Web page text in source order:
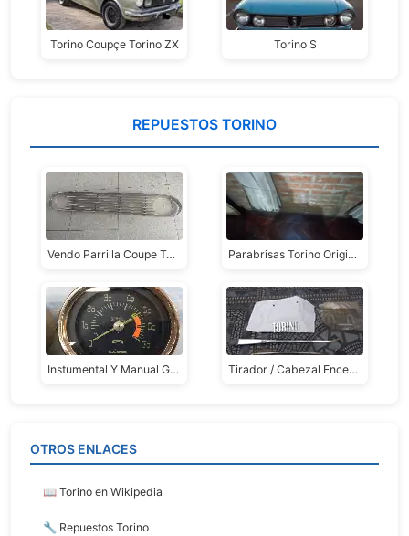
Torino Coupçe Torino ZX Torino S
REPUESTOS TORINO
Vendo Parrilla Coupe Torino Parabrisas Torino Original, Nuevo, Impecable. Marca California, Blanco, Templado
Instumental Y Manual Guantera Torino Zx Tirador / Cabezal Encendedor Cigarrillos Torino, Usado, Impecable Estado
OTROS ENLACES
📖 Torino en Wikipedia
🔧 Repuestos Torino